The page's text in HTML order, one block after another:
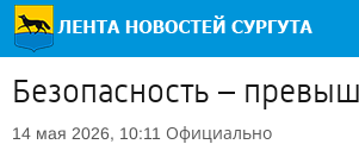
Безопасность –
14 мая 2026, 10:11 Официально